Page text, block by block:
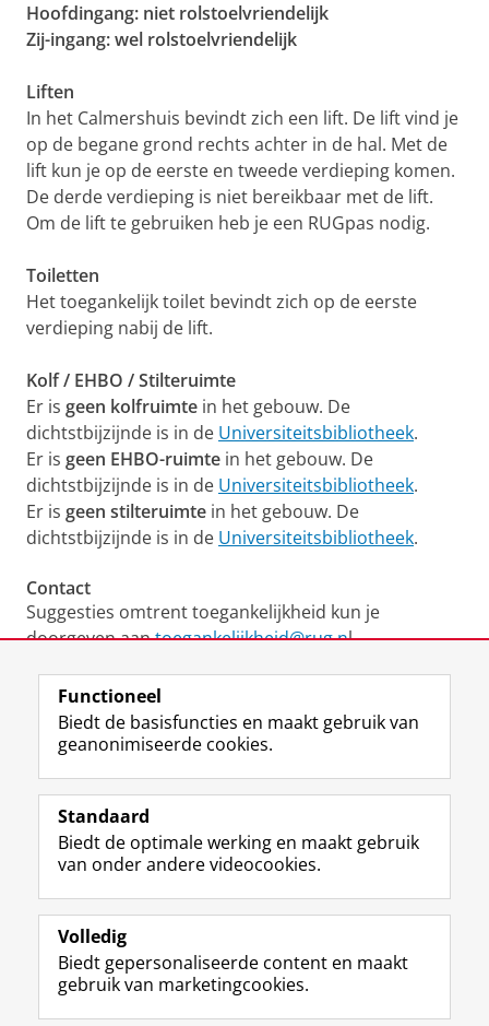
Hoofdingang: niet rolstoelvriendelijk
Zij-ingang: wel rolstoelvriendelijk
Liften
In het Calmershuis bevindt zich een lift. De lift vind je
op de begane grond rechts achter in de hal. Met de
lift kun je op de eerste en tweede verdieping komen.
De derde verdieping is niet bereikbaar met de lift.
Om de lift te gebruiken heb je een RUGpas nodig.
Toiletten
Het toegankelijk toilet bevindt zich op de eerste
verdieping nabij de lift.
Kolf / EHBO / Stilteruimte
Er is geen kolfruimte in het gebouw. De
dichtstbijzijnde is in de Universiteitsbibliotheek.
Er is geen EHBO-ruimte in het gebouw. De
dichtstbijzijnde is in de Universiteitsbibliotheek.
Er is geen stilteruimte in het gebouw. De
dichtstbijzijnde is in de Universiteitsbibliotheek.
Contact
Suggesties omtrent toegankelijkheid kun je
doorgeven aantoegankelijkheid@rug.nl.
View this page in:English
Volg de RUG
F
a
e
b
o
p
a
L
i
k
e
I
-
p
R
S
-
f
e
R
I
n
t
r
m
Y
o
T
e
k
Studiekiezers
Alumni
Over ons
Functioneel
Biedt de basisfuncties en maakt gebruik van
geanonimiseerde cookies.
Standaard
Biedt de optimale werking en maakt gebruik
van onder andere videocookies.
Volledig
Biedt gepersonaliseerde content en maakt
gebruik van marketingcookies.